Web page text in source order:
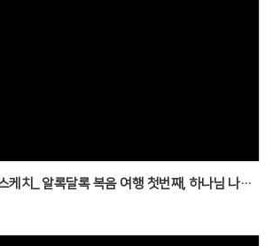
[유아부 story] 예배 스케치_ 알록달록 복음 여행 첫번째, 하나님 나라_260301